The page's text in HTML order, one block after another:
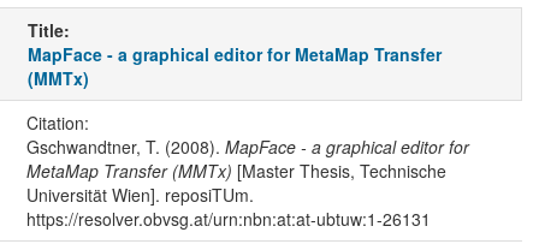
Title:
MapFace - a graphical editor for MetaMap Transfer
(MMTx)
Citation:
Gschwandtner, T. (2008). MapFace - a graphical editor for
MetaMap Transfer (MMTx) [Master Thesis, Technische
Universität Wien]. reposiTUm.
https://resolver.obvsg.at/urn:nbn:at:at-ubtuw:1-26131